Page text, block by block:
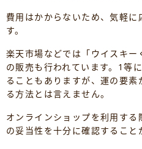
費用はかからないため、気軽
す。
楽天市場などでは「ウイスキ
の販売も行われています。1等
ることもありますが、運の要素
る方法とは言えません。
オンラインショップを利用す
の妥当性を十分に確認すること